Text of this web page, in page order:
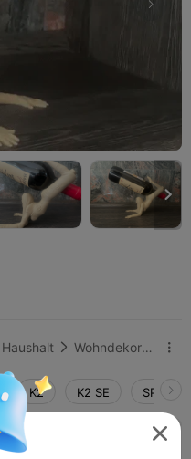

Haushalt  Wohndekoration & Ornamente 
K2 K2 SE SPARKX
2 Wände, 15 % Füllung
